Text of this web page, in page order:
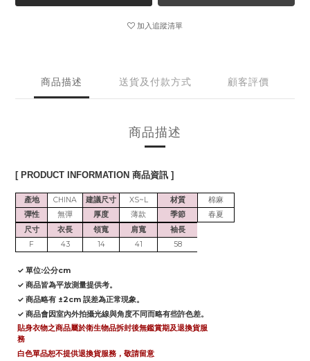
加入追蹤清單
商品描述 送貨及付款方式 顧客評價
商品描述
[ PRODUCT INFORMATION 商品資訊 ]
產地 CHINA 建議尺寸 XS~L 材質
棉麻
彈性
無彈 厚度 薄款 季節
春夏
尺寸
衣長 領寬 肩寬
袖長
F
43 14 41 58
✓ 單位:公分cm
✓ 商品皆為平放測量提供考。
✓ 商品略有 ±2cm 誤差為正常現象。
✓ 商品會因室內外拍攝光線與角度不同而略有些許色差。
貼身衣物之商品屬於衛生物品拆封後無鑑賞期及退換貨服
務
白色單品恕不提供退換貨服務，敬請留意